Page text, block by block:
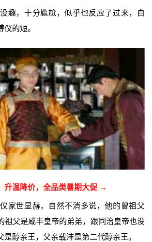
趣，十分尴尬，似乎也反应了过来，自
仪的短。
升温降价，全品类暑期大促 →
家世显赫，自然不消多说，他的曾祖父
祖父是咸丰皇帝的弟弟，跟同治皇帝也没
是醇亲王，父亲载沣是第二代醇亲王。